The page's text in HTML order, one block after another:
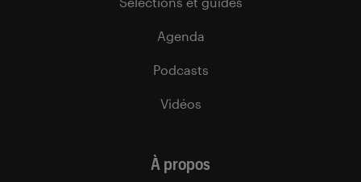
Agenda
Podcasts
Vidéos
À propos